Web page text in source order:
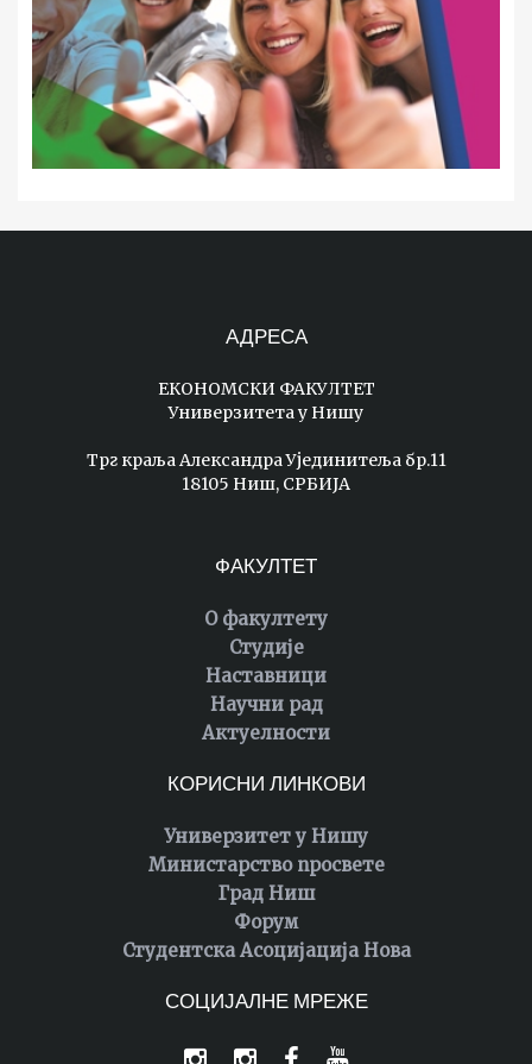
АДРЕСА
ЕКОНОМСКИ ФАКУЛТЕТ
Универзитета у Нишу
Трг краља Александра Ујединитеља бр.11
18105 Ниш, СРБИЈА
ФАКУЛТЕТ
О факултету
Студије
Наставници
Научни рад
Актуелности
КОРИСНИ ЛИНКОВИ
Универзитет у Нишу
Министарство просвете
Град Ниш
Форум
Студентска Асоцијација Нова
СОЦИЈАЛНЕ МРЕЖЕ